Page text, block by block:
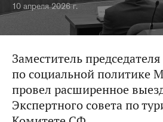
10 апреля 2026 г.
Заместитель
по социальной политике
провел расширенное
Экспертного совета по